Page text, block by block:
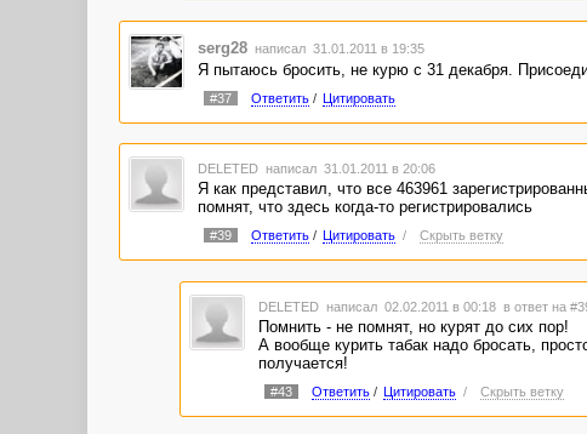
serg28 написал 31.01.2011 в 19:35
Я пытаюсь бросить, не курю с 31 декабря.
#37 Ответить/ Цитировать
DELETED написал 31.01.2011 в 20:06
Я как представил, что все 463961
помнят, что здесь когда-то регистрировались
#39 Ответить/ Цитировать / Скрыть ветку
DELETED написал 02.02.2011 в 00:18 в ответ на
Помнить - не помнят, но курят до сих пор!
А вообще курить табак надо бросать,
получается!
#43 Ответить/ Цитировать / Скрыть ветку